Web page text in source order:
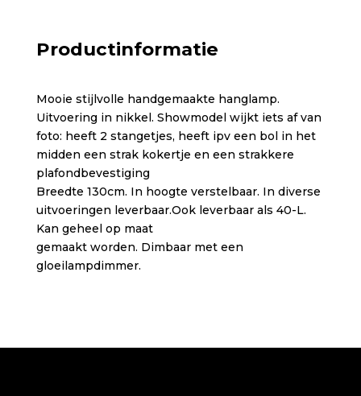
Productinformatie
Mooie stijlvolle handgemaakte hanglamp.
Uitvoering in nikkel. Showmodel wijkt iets af van
foto: heeft 2 stangetjes, heeft ipv een bol in het
midden een strak kokertje en een strakkere
plafondbevestiging
Breedte 130cm. In hoogte verstelbaar. In diverse
uitvoeringen leverbaar.Ook leverbaar als 40-L.
Kan geheel op maat
gemaakt worden. Dimbaar met een
gloeilampdimmer.